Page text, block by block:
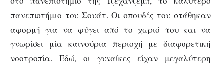
πανεπιστήμιο του Σουάτ. Οι σπουδές του στάθηκαν
αφορμή για να φύγει από το χωριό του και να
γνωρίσει μία καινούρια περιοχή με διαφορετική
νοοτροπία. Εδώ, οι γυναίκες είχαν μεγαλύτερη